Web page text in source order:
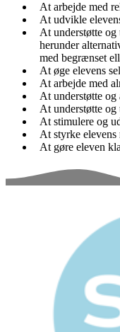
At arbejde med
At udvikle
At understøtte
herunder
med begrænset
At øge elevens
At arbejde med
At understøtte
At understøtte
At stimulere og
At styrke elevens
At gøre eleven